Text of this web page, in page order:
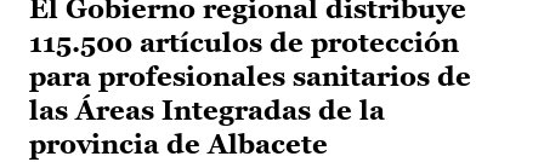
El Gobierno regional distribuye
115.500 artículos de protección
para profesionales sanitarios de
las Áreas Integradas de la
provincia de Albacete